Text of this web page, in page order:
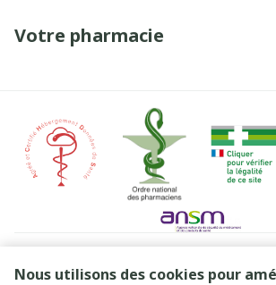
Nous utilisons des cookies pour
Votre pharmacie
Liens légaux